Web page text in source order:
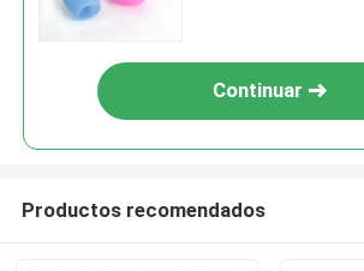
Continuar
Productos recomendados